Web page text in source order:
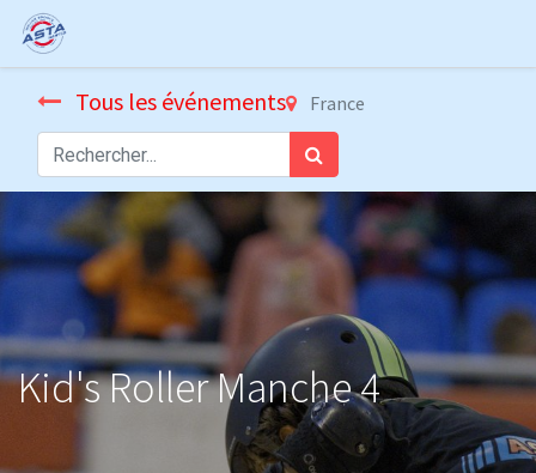
Tous les événements France
Kid's Roller Manche 4